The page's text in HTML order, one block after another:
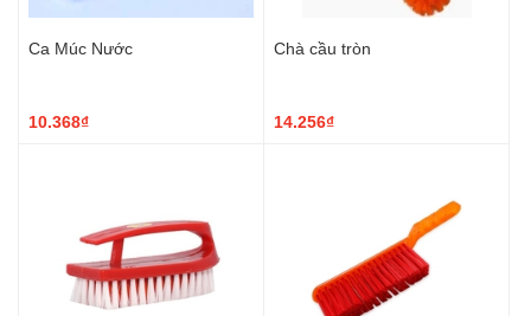
Ca Múc Nước
10.368₫
Chà cầu tròn
14.256₫